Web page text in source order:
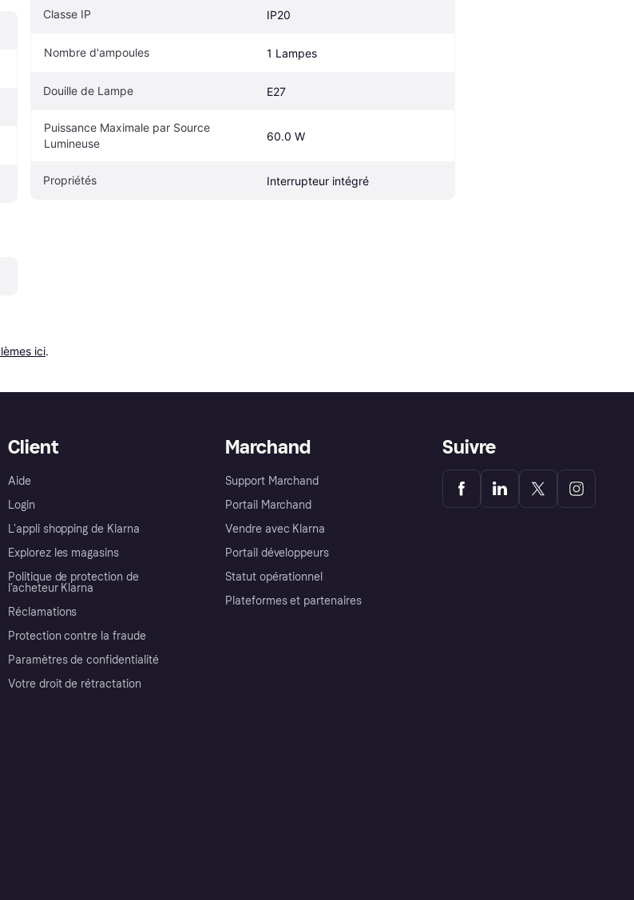
Classe IP IP20
Nombre d'ampoules 1 Lampes
Douille de Lampe E27
Puissance Maximale par Source
Lumineuse
60.0 W
Propriétés Interrupteur intégré
ici.
Client
Aide
Login
L'appli shopping de Klarna
Explorez les magasins
Politique de protection de
l’acheteur Klarna
Réclamations
Protection contre la fraude
Paramètres de confidentialité
Votre droit de rétractation
Marchand
Support Marchand
Portail Marchand
Vendre avec Klarna
Portail développeurs
Statut opérationnel
Plateformes et partenaires
Suivre